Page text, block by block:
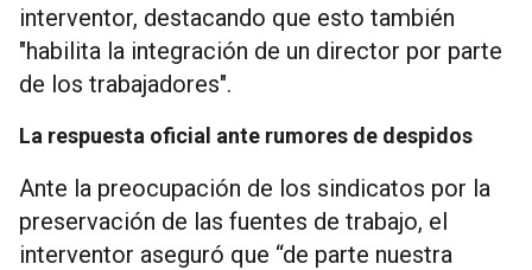
interventor, destacando que esto también
"habilita la integración de un director por parte
de los trabajadores".
La respuesta oficial ante rumores de despidos
Ante la preocupación de los sindicatos por la
preservación de las fuentes de trabajo, el
interventor aseguró que “de parte nuestra